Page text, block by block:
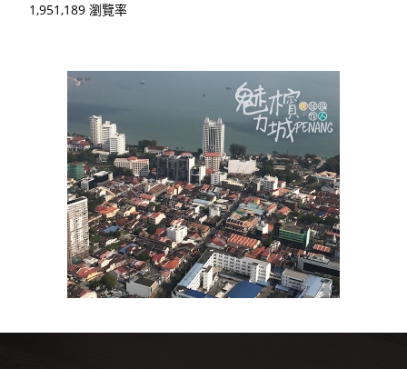
1,951,189 瀏覽率